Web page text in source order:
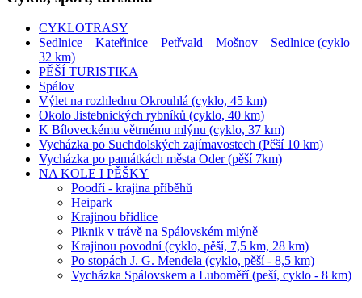
CYKLOTRASY
Sedlnice – Kateřinice – Petřvald – Mošnov – Sedlnice (cyklo
32 km)
PĚŠÍ TURISTIKA
Spálov
Výlet na rozhlednu Okrouhlá (cyklo, 45 km)
Okolo Jistebnických rybníků (cyklo, 40 km)
K Bíloveckému větrnému mlýnu (cyklo, 37 km)
Vycházka po Suchdolských zajímavostech (Pěší 10 km)
Vycházka po památkách města Oder (pěší 7km)
NA KOLE I PĚŠKY
Poodří - krajina příběhů
Heipark
Krajinou břidlice
Piknik v trávě na Spálovském mlýně
Krajinou povodní (cyklo, pěší, 7,5 km, 28 km)
Po stopách J. G. Mendela (cyklo, pěší - 8,5 km)
Vycházka Spálovskem a Luboměří (peší, cyklo - 8 km)